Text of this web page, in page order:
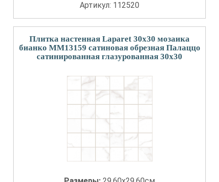
Артикул: 112520
Плитка настенная Laparet 30x30 мозаика
бианко ММ13159 сатиновая обрезная Палаццо
сатинированная глазурованная 30x30